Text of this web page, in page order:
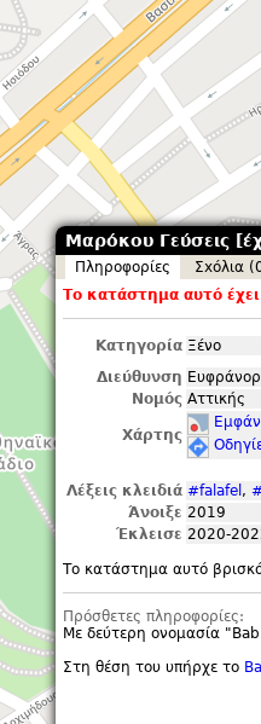
Μαρόκου Γεύσεις
Πληροφορίες
Σxόλια
Το κατάστημα αυτό έχει
Κατηγορία Ξένο
Διεύθυνση
Νομός Αττικής
Χάρτης
Λέξεις κλειδιά #falafel ,
Άνοιξε 2019
Έκλεισε 2020-
Το κατάστημα αυτό
Πρόσθετες πληροφορίες:
Με δεύτερη ονομασία "
Στη θέση του υπήρχε το